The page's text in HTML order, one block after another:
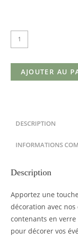
AJOUTER AU
DESCRIPTION
INFORMATIONS
Description
Apportez une
décoration avec nos
contenants en
pour décorer vos